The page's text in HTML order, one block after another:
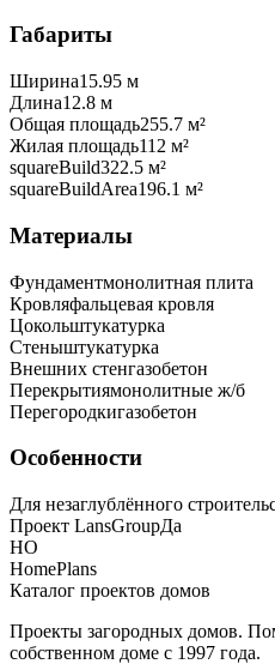
Габариты
Ширина15.95 м
Длина12.8 м
Общая площадь255.7 м²
Жилая площадь112 м²
squareBuild322.5 м²
squareBuildArea196.1 м²
Материалы
Фундаментмонолитная плита
Кровляфальцевая кровля
Цокольштукатурка
Стеныштукатурка
Внешних стенгазобетон
Перекрытиямонолитные ж/б
Перегородкигазобетон
Особенности
Для незаглублённого
Проект LansGroupДа
HO
HomePlans
Каталог проектов домов
Проекты загородных домов.
собственном доме с 1997 года.